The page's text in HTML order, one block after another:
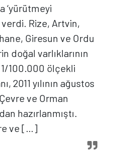
‘yürütmeyi
verdi. Rize, Artvin,
Giresun ve Ordu
doğal varlıklarının
100.000 ölçekli
2011 yılının ağustos
ve Orman
hazırlanmıştı.
ve […]